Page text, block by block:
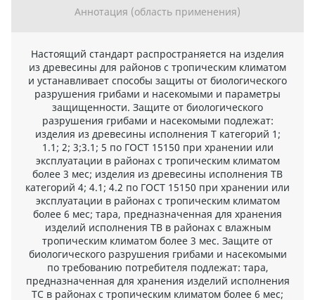
Аннотация (область применения)
Настоящий стандарт распространяется на изделия
из древесины для районов с тропическим климатом
и устанавливает способы защиты от биологического
разрушения грибами и насекомыми и параметры
защищенности. Защите от биологического
разрушения грибами и насекомыми подлежат:
изделия из древесины исполнения Т категорий 1;
1.1; 2; 3;3.1; 5 по ГОСТ 15150 при хранении или
эксплуатации в районах с тропическим климатом
более 3 мес; изделия из древесины исполнения ТВ
категорий 4; 4.1; 4.2 по ГОСТ 15150 при хранении или
эксплуатации в районах с тропическим климатом
более 6 мес; тара, предназначенная для хранения
изделий исполнения ТВ в районах с влажным
тропическим климатом более 3 мес. Защите от
биологического разрушения грибами и насекомыми
по требованию потребителя подлежат: тара,
предназначенная для хранения изделий исполнения
ТС в районах с тропическим климатом более 6 мес;